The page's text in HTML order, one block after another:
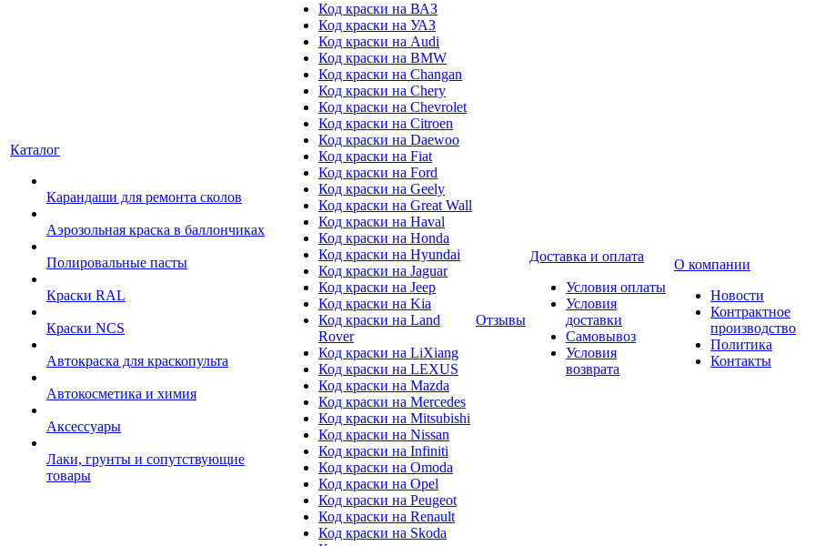
Каталог
Карандаши для ремонта сколов
Аэрозольная краска в баллончиках
Полировальные пасты
Краски RAL
Краски NCS
Автокраска для краскопульта
Автокосметика и химия
Аксессуары
Лаки, грунты и сопутствующие
товары
Код краски на ВАЗ
Код краски на УАЗ
Код краски на Audi
Код краски на BMW
Код краски на Changan
Код краски на Chery
Код краски на Chevrolet
Код краски на Citroen
Код краски на Daewoo
Код краски на Fiat
Код краски на Ford
Код краски на Geely
Код краски на Great Wall
Код краски на Haval
Код краски на Honda
Код краски на Hyundai
Код краски на Jaguar
Код краски на Jeep
Код краски на Kia
Код краски на Land
Rover
Код краски на LiXiang
Код краски на LEXUS
Код краски на Mazda
Код краски на Mercedes
Код краски на Mitsubishi
Код краски на Nissan
Код краски на Infiniti
Код краски на Omoda
Код краски на Opel
Код краски на Peugeot
Код краски на Renault
Код краски на Skoda
Отзывы
Доставка и оплата
Условия оплаты
Условия
доставки
Самовывоз
Условия
возврата
О компании
Новости
Контрактное
производство
Политика
Контакты